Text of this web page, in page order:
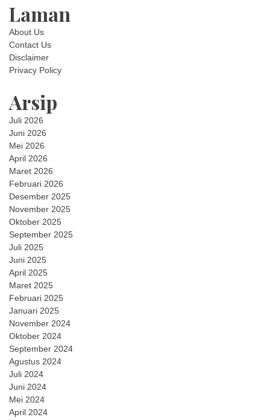
Laman
About Us
Contact Us
Disclaimer
Privacy Policy
Arsip
Juli 2026
Juni 2026
Mei 2026
April 2026
Maret 2026
Februari 2026
Desember 2025
November 2025
Oktober 2025
September 2025
Juli 2025
Juni 2025
April 2025
Maret 2025
Februari 2025
Januari 2025
November 2024
Oktober 2024
September 2024
Agustus 2024
Juli 2024
Juni 2024
Mei 2024
April 2024